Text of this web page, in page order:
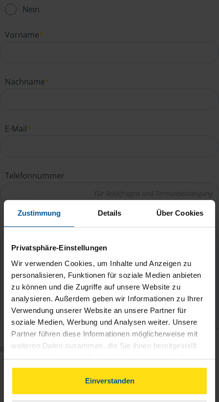
Zustimmung Details Über Cookies
Privatsphäre-Einstellungen
Wir verwenden Cookies, um Inhalte und Anzeigen zu
personalisieren, Funktionen für soziale Medien anbieten
zu können und die Zugriffe auf unsere Website zu
analysieren. Außerdem geben wir Informationen zu Ihrer
Verwendung unserer Website an unsere Partner für
soziale Medien, Werbung und Analysen weiter. Unsere
Partner führen diese Informationen möglicherweise mit
weiteren Daten zusammen, die Sie ihnen bereitgestellt
haben oder die sie im Rahmen Ihrer Nutzung der Dienste
gesammelt haben. Indem Sie auf Einverstanden klicken,
können Sie der Verwendung von Cookies, gemäß
unserer➔ Datenschutzrichtliniezustimmen.
Einverstanden
Nein
Vorname*
Nachname*
E-Mail*
Telefonnummer
Mit dem Absenden des Kontaktformulars erkläre ich
mich damit einverstanden, dass meine Daten zur
Bearbeitung meines Anliegens sowie zur internen